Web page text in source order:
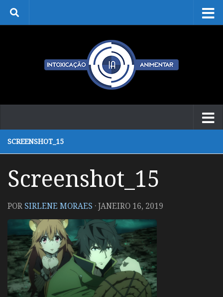
Skip to content
SCREENSHOT_15
Screenshot_15
POR SIRLENE MORAES ·JANEIRO 16, 2019